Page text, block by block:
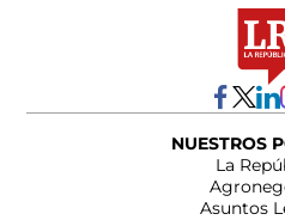
NUESTROS
La
Asuntos